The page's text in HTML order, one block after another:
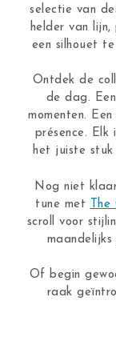
selectie van
helder van
een silhouet
Ontdek de
de dag.
momenten.
présence. Elk
het juiste
Nog niet
tune met
scroll voor
Of begin
raak